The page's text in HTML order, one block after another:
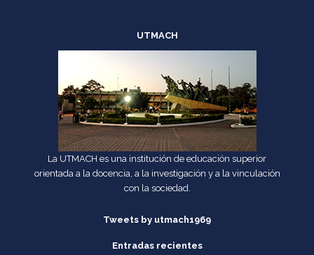
UTMACH
La UTMACH es una institución de educación superior
orientada a la docencia, a la investigación y a la vinculación
con la sociedad.
Tweets by utmach1969
Entradas recientes